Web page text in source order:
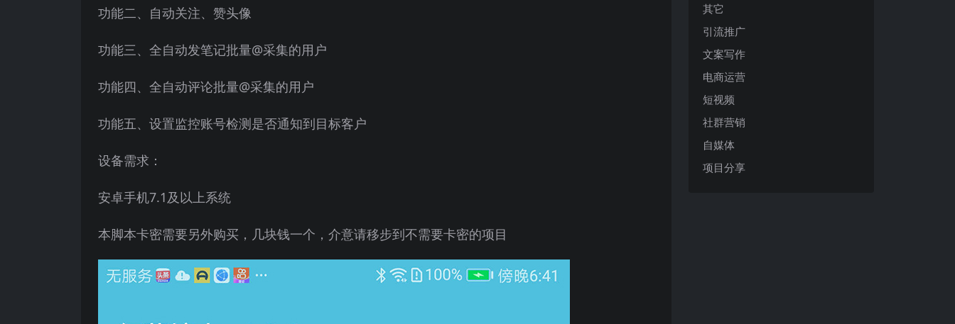
功能二、自动关注、赞头像
功能三、全自动发笔记批量@采集的用户
功能四、全自动评论批量@采集的用户
功能五、设置监控账号检测是否通知到目标客户
设备需求：
安卓手机7.1及以上系统
本脚本卡密需要另外购买，几块钱一个，介意请移步到不需要卡密的项目
其它
引流推广
文案写作
电商运营
短视频
社群营销
自媒体
项目分享